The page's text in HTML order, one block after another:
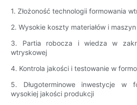
1. Złożoność technologii formowania
2. Wysokie koszty materiałów i maszyn
3. Partia robocza i wiedza w
wtryskowej
4. Kontrola jakości i testowanie w
5. Długoterminowe inwestycje w
wysokiej jakości produkcji